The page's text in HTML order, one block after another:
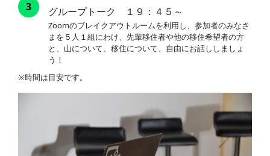
3 グループトーク １９：４５～
Zoomのブレイクアウトルームを利用し、参加者のみなさ
まを５人１組にわけ、先輩移住者や他の移住希望者の方
と、山について、移住について、自由にお話ししましょ
う！
※時間は目安です。